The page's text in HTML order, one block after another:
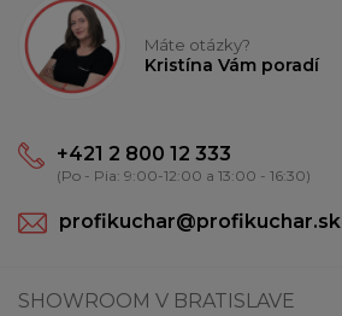
Máte otázky?
Kristína Vám poradí
+421 2 800 12 333
(Po - Pia: 9:00-12:00 a 13:00 - 16:30)
profikuchar@profikuchar.sk
SHOWROOM V BRATISLAVE